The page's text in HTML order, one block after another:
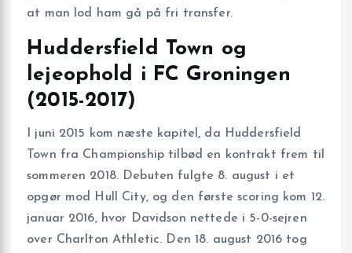
at man lod ham gå på fri transfer.
Huddersfield Town og
lejeophold i FC Groningen
(2015-2017)
I juni 2015 kom næste kapitel, da Huddersfield
Town fra Championship tilbød en kontrakt frem til
sommeren 2018. Debuten fulgte 8. august i et
opgør mod Hull City, og den første scoring kom 12.
januar 2016, hvor Davidson nettede i 5-0-sejren
over Charlton Athletic. Den 18. august 2016 tog